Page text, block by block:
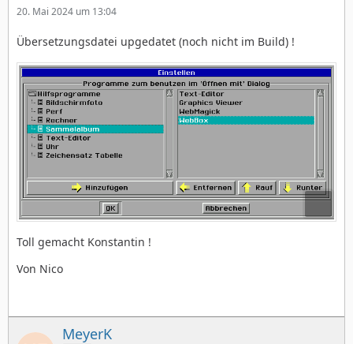
20. Mai 2024 um 13:04
Übersetzungsdatei upgedatet (noch nicht im Build) !
Toll gemacht Konstantin !
Von Nico
MeyerK